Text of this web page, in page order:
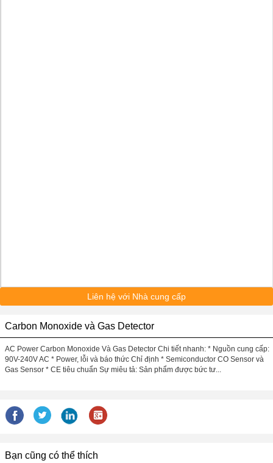
Liên hệ với Nhà cung cấp
Carbon Monoxide và Gas Detector
AC Power Carbon Monoxide Và Gas Detector Chi tiết nhanh: * Nguồn cung cấp:
90V-240V AC * Power, lỗi và báo thức Chỉ định * Semiconductor CO Sensor và
Gas Sensor * CE tiêu chuẩn Sự miêu tả: Sản phẩm được bức tư...
Bạn cũng có thể thích